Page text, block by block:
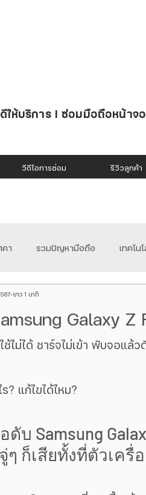
ให้บริการ l ซ่อมมือถือหน้าจ
า รวมปัญหามือถือ เทคโน
Red Magic
ะจกหลัง iPhone จอเป็นเส้นเขียว
x ข่าวตามกระแส
iPhone ซ่อม iphone ชาร์จไม่เข้า
Galaxy Z
ยาว 1 นาที
? แก้ไขได้ไหม?
บ Samsung
ๆ ก็เสียทั้งที่ตัวเค
วีดีโอการซ่อม รีวิวลูกค้า